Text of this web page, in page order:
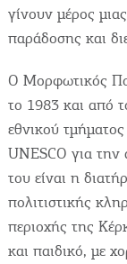
γίνουν μέρος
παράδοσης και
Ο Μορφωτικός
το 1983 και από
εθνικού
UNESCO για την
του είναι η
πολιτιστικής
περιοχής της
και παιδικό, με